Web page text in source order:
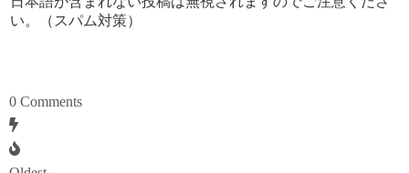
い。（スパム対策）
0 Comments